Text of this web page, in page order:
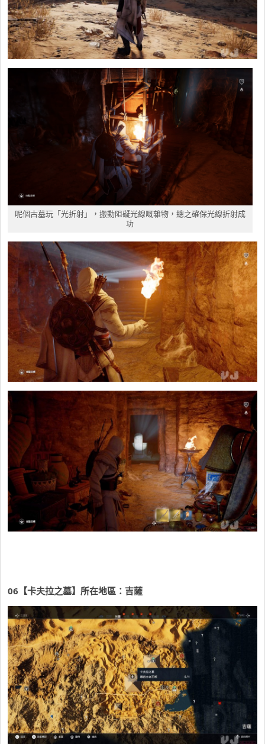
呢個古墓玩「光折射」，搬動阻礙光線嘅雜物，總之確保光線折射成
功
06【卡夫拉之墓】所在地區：吉薩